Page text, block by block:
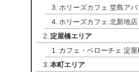
ホリーズカフェ 堂島ア
ホリーズカフェ 北新地店
淀屋橋エリア
カフェ・ベローチェ 淀屋
本町エリア